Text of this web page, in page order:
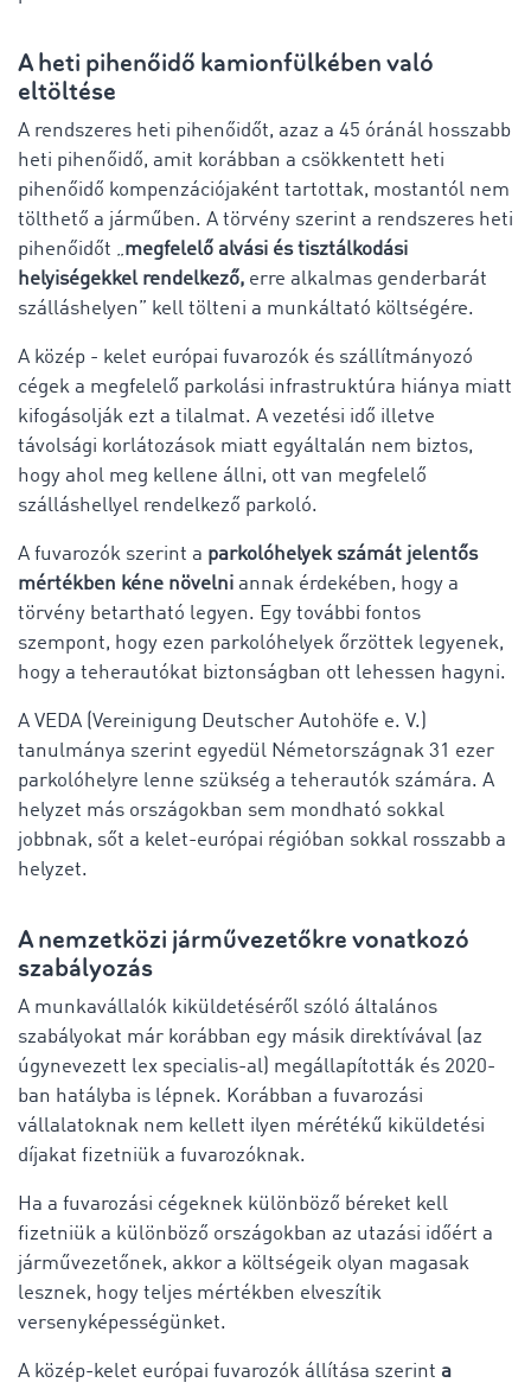
A heti pihenőidő kamionfülkében való
eltöltése
A rendszeres heti pihenőidőt, azaz a 45 óránál hosszabb
heti pihenőidő, amit korábban a csökkentett heti
pihenőidő kompenzációjaként tartottak, mostantól nem
tölthető a járműben. A törvény szerint a rendszeres heti
pihenőidőt „megfelelő alvási és tisztálkodási
helyiségekkel rendelkező, erre alkalmas genderbarát
szálláshelyen” kell tölteni a munkáltató költségére.
A közép - kelet európai fuvarozók és szállítmányozó
cégek a megfelelő parkolási infrastruktúra hiánya miatt
kifogásolják ezt a tilalmat. A vezetési idő illetve
távolsági korlátozások miatt egyáltalán nem biztos,
hogy ahol meg kellene állni, ott van megfelelő
szálláshellyel rendelkező parkoló.
A fuvarozók szerint a parkolóhelyek számát jelentős
mértékben kéne növelni annak érdekében, hogy a
törvény betartható legyen. Egy további fontos
szempont, hogy ezen parkolóhelyek őrzöttek legyenek,
hogy a teherautókat biztonságban ott lehessen hagyni.
A VEDA (Vereinigung Deutscher Autohöfe e. V.)
tanulmánya szerint egyedül Németországnak 31 ezer
parkolóhelyre lenne szükség a teherautók számára. A
helyzet más országokban sem mondható sokkal
jobbnak, sőt a kelet-európai régióban sokkal rosszabb a
helyzet.
A nemzetközi járművezetőkre vonatkozó
szabályozás
A munkavállalók kiküldetéséről szóló általános
szabályokat már korábban egy másik direktívával (az
úgynevezett lex specialis-al) megállapították és 2020-
ban hatályba is lépnek. Korábban a fuvarozási
vállalatoknak nem kellett ilyen mérétékű kiküldetési
díjakat fizetniük a fuvarozóknak.
Ha a fuvarozási cégeknek különböző béreket kell
fizetniük a különböző országokban az utazási időért a
járművezetőnek, akkor a költségeik olyan magasak
lesznek, hogy teljes mértékben elveszítik
versenyképességünket.
A közép-kelet európai fuvarozók állítása szerint a